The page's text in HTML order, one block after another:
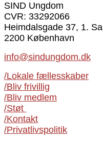
SIND Ungdom
CVR: 33292066
Heimdalsgade 37, 1. Sal
2200 København
info@sindungdom.dk
/Lokale fællesskaber
/Bliv frivillig
/Bliv medlem
/Støt
/Kontakt
/Privatlivspolitik